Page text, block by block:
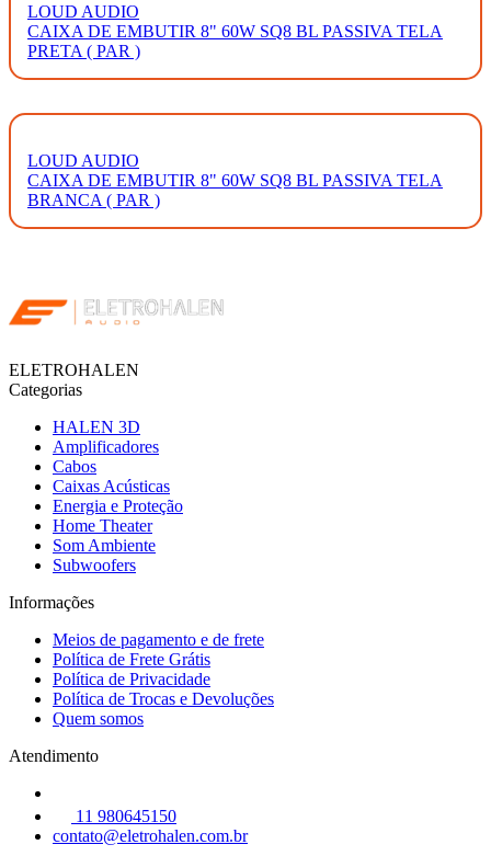
LOUD AUDIO
CAIXA DE EMBUTIR 8" 60W SQ8 BL PASSIVA TELA
PRETA ( PAR )
LOUD AUDIO
CAIXA DE EMBUTIR 8" 60W SQ8 BL PASSIVA TELA
BRANCA ( PAR )
ELETROHALEN
Categorias
HALEN 3D
Amplificadores
Cabos
Caixas Acústicas
Energia e Proteção
Home Theater
Som Ambiente
Subwoofers
Informações
Meios de pagamento e de frete
Política de Frete Grátis
Política de Privacidade
Política de Trocas e Devoluções
Quem somos
Atendimento
11 980645150
contato@eletrohalen.com.br